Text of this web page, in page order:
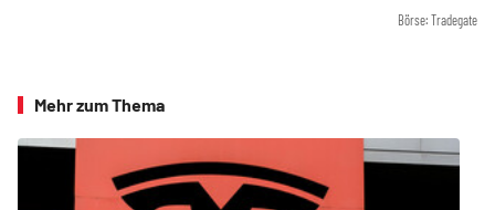
Börse: Tradegate
Mehr zum Thema